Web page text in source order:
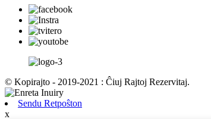
© Kopirajto - 2019-2021 : Ĉiuj Rajtoj Rezervitaj.
Sendu Retpoŝton
x